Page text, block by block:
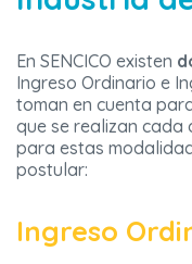
En SENCICO existen
Ingreso Ordinario e
toman en cuenta
que se realizan cada
para estas
postular:
Ingreso